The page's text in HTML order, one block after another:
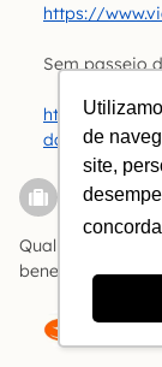
de
site,
https://
Sem passeio
https://
dajuda/o-
Paula
Qual a melhor
benefício e
A Bóia